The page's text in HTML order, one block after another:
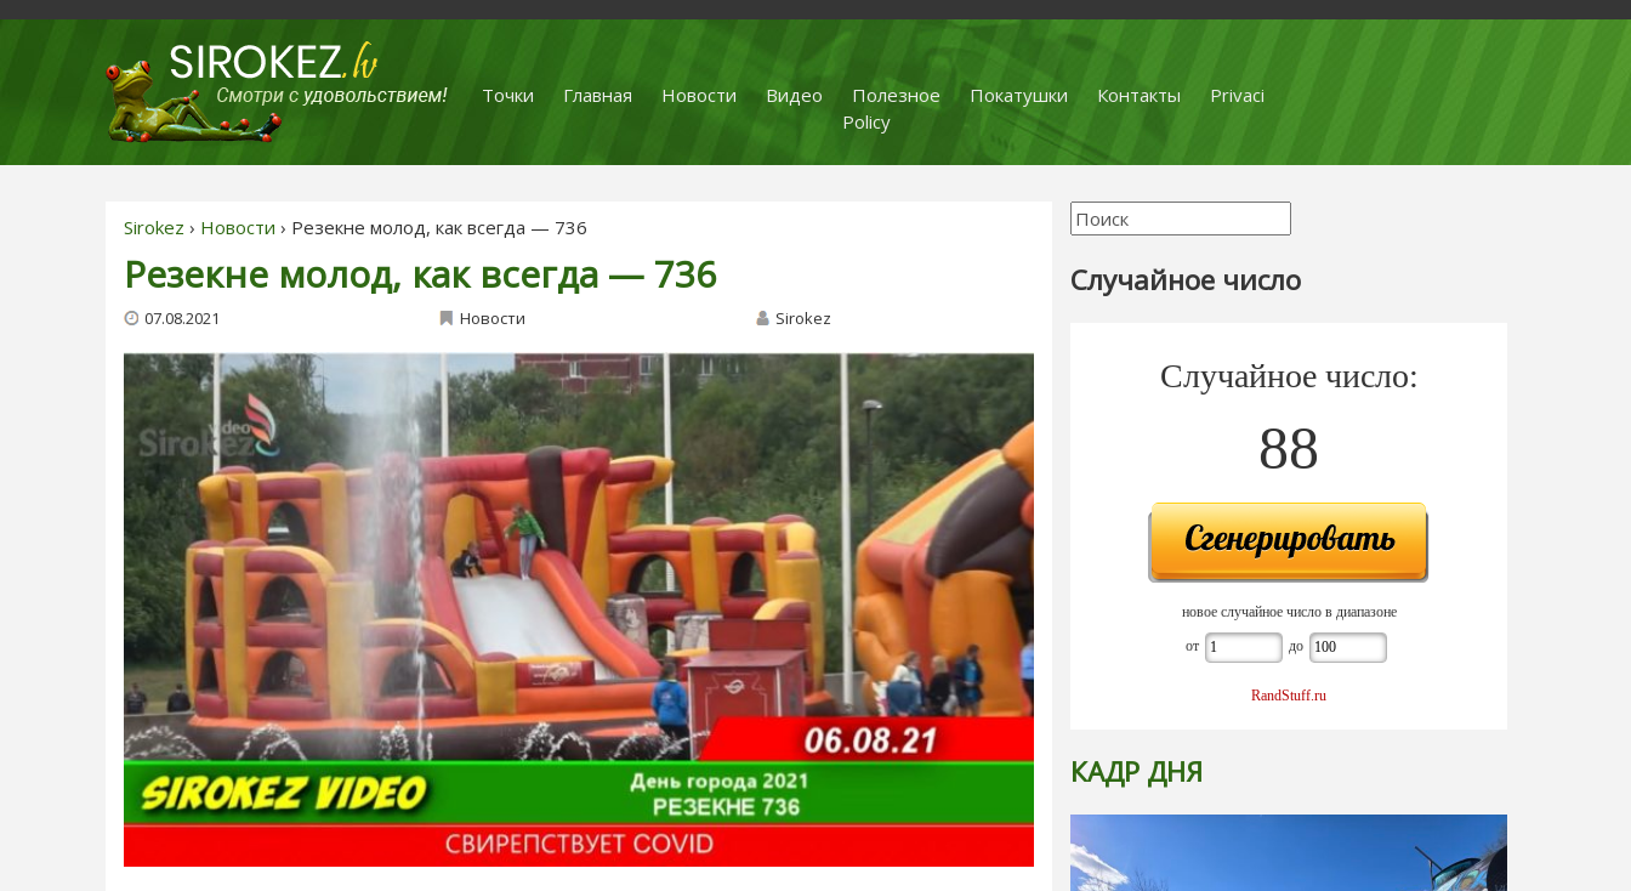
Точки Главная Новости Видео Полезное Покатушки Контакты
Privaci
Policy
Sirokez › Новости › Резекне молод, как всегда — 736
Резекне молод, как всегда — 736
07.08.2021 Новости Sirokez
Случайное число
Случайное число:
88
новое случайное число в диапазоне
от до
RandStuff.ru
КАДР ДНЯ